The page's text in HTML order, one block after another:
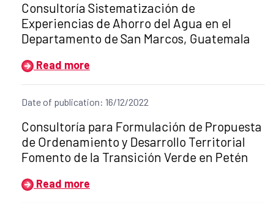
Title of the announcement:
Consultoría Sistematización de
Experiencias de Ahorro del Agua en el
Departamento de San Marcos, Guatemala
Read more
Date of publication: 16/12/2022
Title of the announcement:
Consultoría para Formulación de Propuesta
de Ordenamiento y Desarrollo Territorial
Fomento de la Transición Verde en Petén
Read more